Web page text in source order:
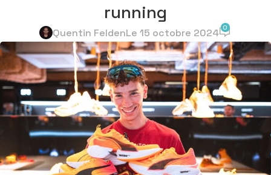
running
Quentin FeldenLe 15 octobre 2024 0